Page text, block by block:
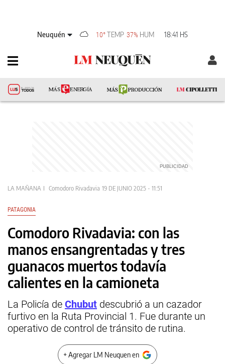
Neuquén 10° TEMP 37% HUM 18:41 HS
LA MAÑANA Comodoro Rivadavia 19 DE JUNIO 2025 - 11:51
PATAGONIA
Comodoro Rivadavia: con las
manos ensangrentadas y tres
guanacos muertos todavía
calientes en la camioneta
La Policía de Chubut descubrió a un cazador
furtivo en la Ruta Provincial 1. Fue durante un
operativo de control de tránsito de rutina.
+ Agregar LM Neuquen en